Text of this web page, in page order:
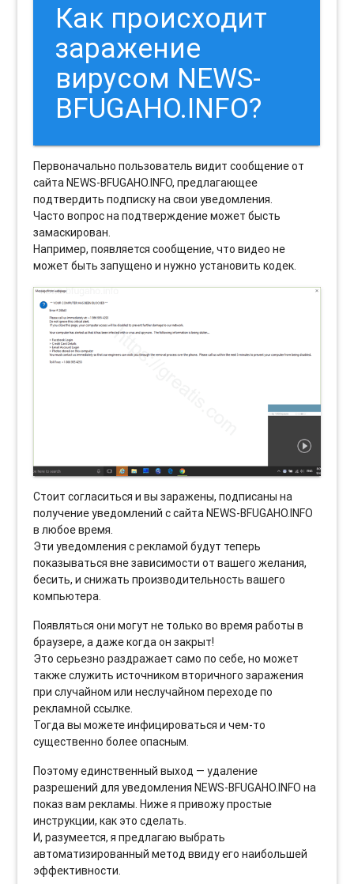
Как происходит
заражение
вирусом NEWS-
BFUGAHO.INFO?
Первоначально пользователь видит сообщение от
сайта NEWS-BFUGAHO.INFO, предлагающее
подтвердить подписку на свои уведомления.
Часто вопрос на подтверждение может бысть
замаскирован.
Например, появляется сообщение, что видео не
может быть запущено и нужно установить кодек.
Стоит согласиться и вы заражены, подписаны на
получение уведомлений с сайта NEWS-BFUGAHO.INFO
в любое время.
Эти уведомления с рекламой будут теперь
показываться вне зависимости от вашего желания,
бесить, и снижать производительность вашего
компьютера.
Появляться они могут не только во время работы в
браузере, а даже когда он закрыт!
Это серьезно раздражает само по себе, но может
также служить источником вторичного заражения
при случайном или неслучайном переходе по
рекламной ссылке.
Тогда вы можете инфицироваться и чем-то
существенно более опасным.
Поэтому единственный выход — удаление
разрешений для уведомления NEWS-BFUGAHO.INFO на
показ вам рекламы. Ниже я привожу простые
инструкции, как это сделать.
И, разумеется, я предлагаю выбрать
автоматизированный метод ввиду его наибольшей
эффективности.